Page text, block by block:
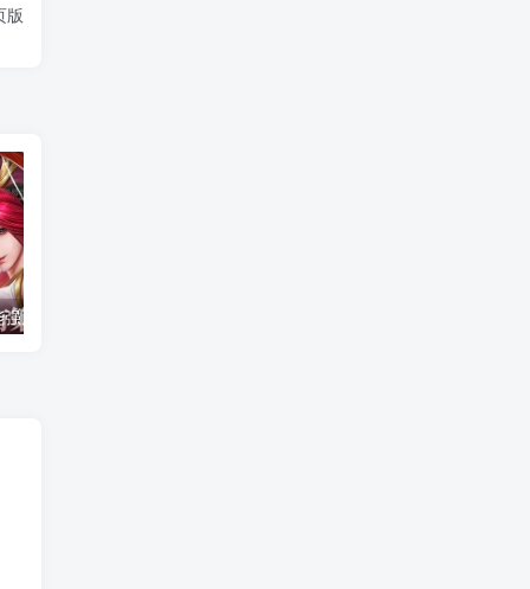
版